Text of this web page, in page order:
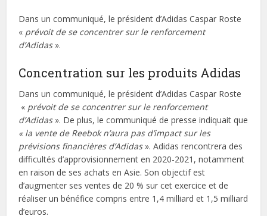
Dans un communiqué, le président d’Adidas Caspar Roste
« prévoit de se concentrer sur le renforcement
d’Adidas».
Concentration sur les produits Adidas
Dans un communiqué, le président d’Adidas Caspar Roste
« prévoit de se concentrer sur le renforcement
d’Adidas». De plus, le communiqué de presse indiquait que
« la vente de Reebok n’aura pas d’impact sur les
prévisions financières d’Adidas». Adidas rencontrera des
difficultés d’approvisionnement en 2020-2021, notamment
en raison de ses achats en Asie. Son objectif est
d’augmenter ses ventes de 20 % sur cet exercice et de
réaliser un bénéfice compris entre 1,4 milliard et 1,5 milliard
d’euros.